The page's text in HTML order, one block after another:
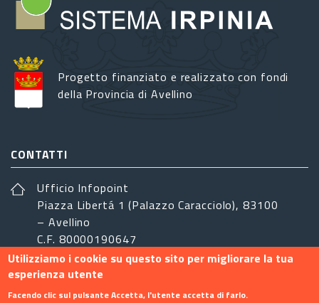
Progetto finanziato e realizzato con fondi
della Provincia di Avellino
CONTATTI
Ufficio Infopoint
Piazza Libertá 1 (Palazzo Caracciolo), 83100
– Avellino
C.F. 80000190647
sistemairpinia@provincia.avellino.it
SEGUICI
Utilizziamo i cookie su questo sito per migliorare la tua
esperienza utente
Facendo clic sul pulsante Accetta, l'utente accetta di farlo.